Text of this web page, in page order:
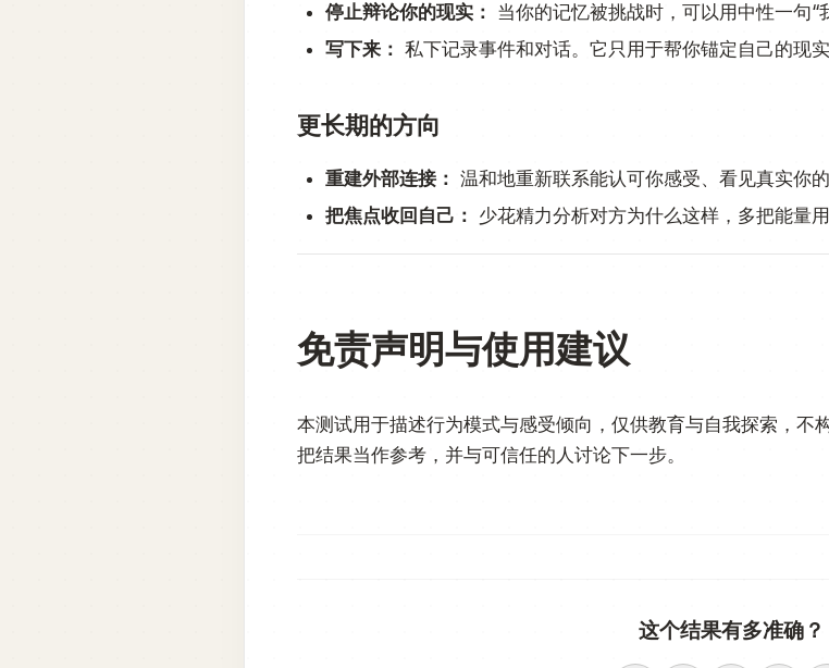
停止辩论你的现实： 当你的记忆被挑战时，可以用中性一句“
写下来： 私下记录事件和对话。它只用于帮你锚定自己的现
更长期的方向
重建外部连接： 温和地重新联系能认可你感受、看见真实你的
把焦点收回自己： 少花精力分析对方为什么这样，多把能量
免责声明与使用建议
本测试用于描述行为模式与感受倾向，仅供教育与自我探索，不
把结果当作参考，并与可信任的人讨论下一步。
这个结果有多准确？